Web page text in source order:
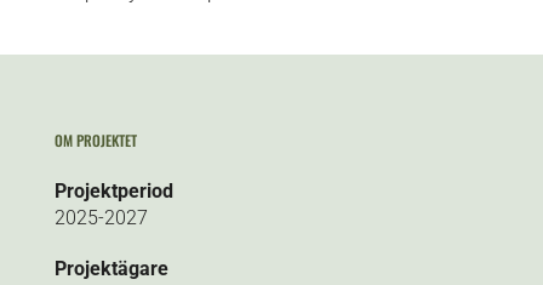
OM PROJEKTET
Projektperiod
2025-2027
Projektägare